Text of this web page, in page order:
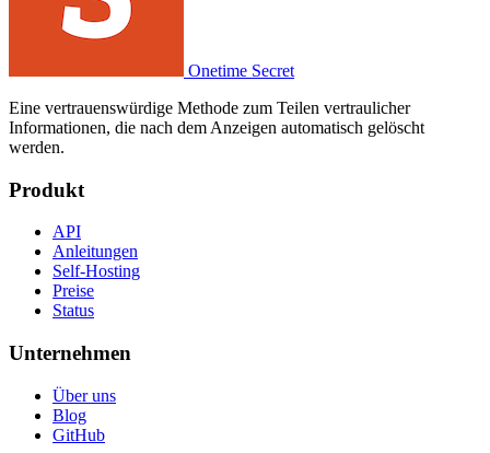
Onetime Secret
Eine vertrauenswürdige Methode zum Teilen vertraulicher
Informationen, die nach dem Anzeigen automatisch gelöscht
werden.
Produkt
API
Anleitungen
Self-Hosting
Preise
Status
Unternehmen
Über uns
Blog
GitHub